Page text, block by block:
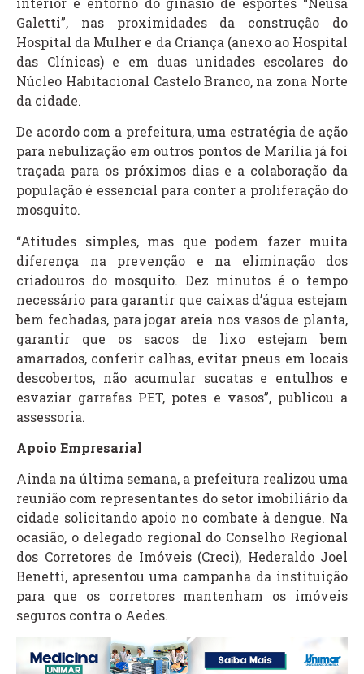
Galetti”, nas proximidades da construção do
Hospital da Mulher e da Criança (anexo ao Hospital
das Clínicas) e em duas unidades escolares do
Núcleo Habitacional Castelo Branco, na zona Norte
da cidade.
De acordo com a prefeitura, uma estratégia de ação
para nebulização em outros pontos de Marília já foi
traçada para os próximos dias e a colaboração da
população é essencial para conter a proliferação do
mosquito.
“Atitudes simples, mas que podem fazer muita
diferença na prevenção e na eliminação dos
criadouros do mosquito. Dez minutos é o tempo
necessário para garantir que caixas d’água estejam
bem fechadas, para jogar areia nos vasos de planta,
garantir que os sacos de lixo estejam bem
amarrados, conferir calhas, evitar pneus em locais
descobertos, não acumular sucatas e entulhos e
esvaziar garrafas PET, potes e vasos”, publicou a
assessoria.
Apoio Empresarial
Ainda na última semana, a prefeitura realizou uma
reunião com representantes do setor imobiliário da
cidade solicitando apoio no combate à dengue. Na
ocasião, o delegado regional do Conselho Regional
dos Corretores de Imóveis (Creci), Hederaldo Joel
Benetti, apresentou uma campanha da instituição
para que os corretores mantenham os imóveis
seguros contra o Aedes.